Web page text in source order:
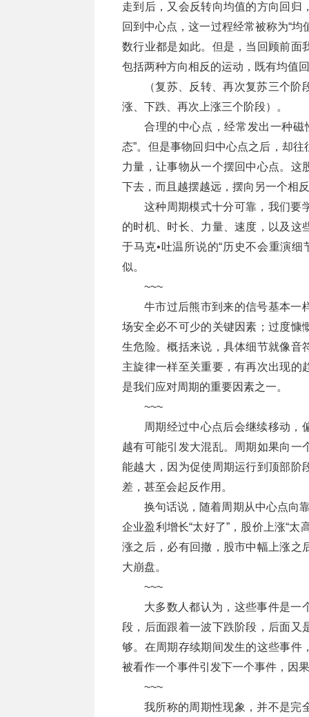
走到后，又会反转向均值的方向回归
回到中心点，这一过程经常被称为“
数行业都是如此。但是，当回顾前面
包括两种方向相反的运动，既有均值
（复苏、反转、再次复苏三个
涨、下跌、再次上涨三个阶段）。
合理的中心点，经常发出一种
态”。但是事物回归中心点之后，却
力量，让事物从一个摆回中心点。这
下去，而且越摆越远，摆向另一个相
这种周期模式十分可靠，我们要
的时机、时长、力量、速度，以及这
于马克•吐温所说的“历史不会重演
似。
~~~
牛市过后熊市到来的信号基本一
场安全必不可少的关键因素；过度慷
生危险。概括来说，具体细节就像音
主旋律一样至关重要，有再次出现的
是我们应对周期的重要因素之一。
~~~
周期经过中心点后会继续移动，
越有可能引发大混乱。周期如果向一
能越大，因为促使周期运行到顶部阶
差，甚至会起反作用。
换句话说，随着周期从中心点向
企业盈利增长“太好了”，股价上涨“
涨之后，必有回撤，股市中幅上涨之
大崩盘。
~~~
大多数人都认为，这些事件是一
段，后面跟着一波下跌阶段，后面又
够。在周期存续期间发生的这些事件
被看作一个事件引发下一个事件，因
~~~
我所称的周期性现象，并不是完